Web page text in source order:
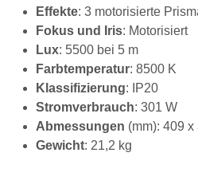
Effekte: 3 motorisierte
Fokus und Iris: Motorisiert
Lux: 5500 bei 5 m
Farbtemperatur: 8500 K
Klassifizierung: IP20
Stromverbrauch: 301 W
Abmessungen (mm): 409 x
Gewicht: 21,2 kg